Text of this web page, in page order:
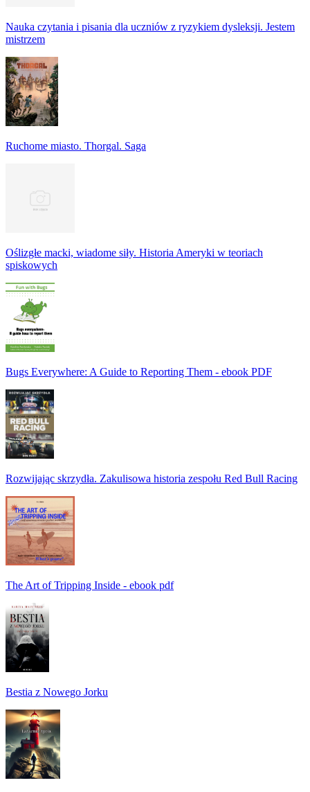
Nauka czytania i pisania dla uczniów z ryzykiem dysleksji. Jestem
mistrzem
Ruchome miasto. Thorgal. Saga
Oślizgłe macki, wiadome siły. Historia Ameryki w teoriach
spiskowych
Bugs Everywhere: A Guide to Reporting Them - ebook PDF
Rozwijając skrzydła. Zakulisowa historia zespołu Red Bull Racing
The Art of Tripping Inside - ebook pdf
Bestia z Nowego Jorku